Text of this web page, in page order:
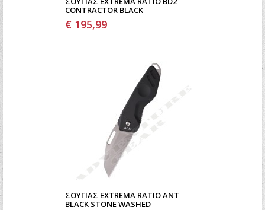
CONTRACTOR BLACK
€ 195,99
ΣΟΥΓΙΆΣ EXTREMA RATIO ANT
BLACK STONE WASHED